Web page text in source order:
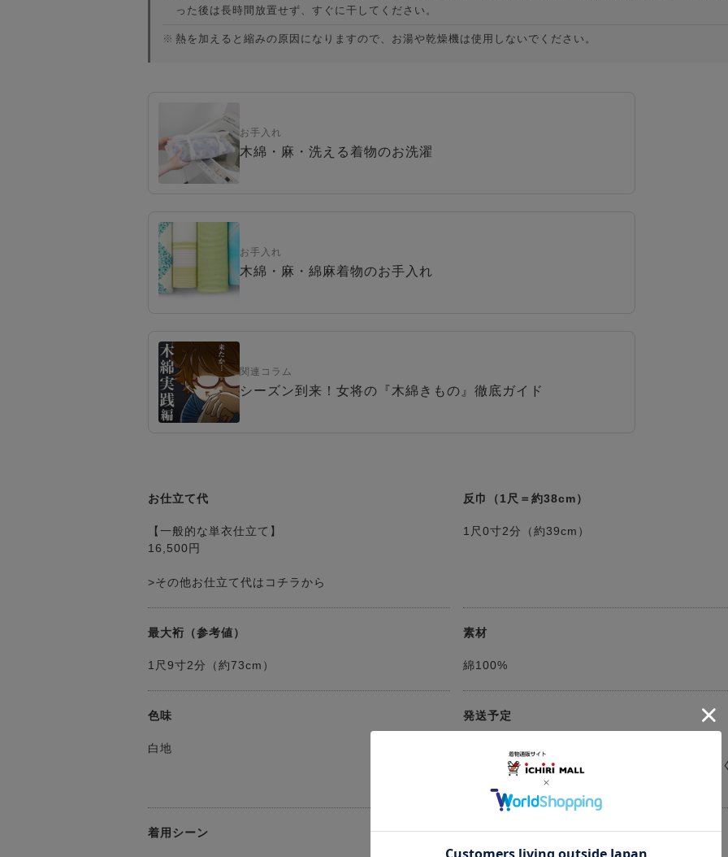
った後は長時間放置せず、すぐに干してください。
※ 熱を加えると縮みの原因になりますので、お湯や乾燥機は使用しないでください。
お手入れ
木綿・麻・洗える着物のお洗濯
お手入れ
木綿・麻・綿麻着物のお手入れ
関連コラム
シーズン到来！女将の『木綿きもの』徹底ガイド
お仕立て代
【一般的な単衣仕立て】
16,500円
>その他お仕立て代はコチラから
反巾（1尺＝約38cm）
1尺0寸2分（約39cm）
最大裄（参考値）
1尺9寸2分（約73cm）
素材
綿100%
色味
白地
発送予定
（お仕立てをする場合は約50日※確認事項がな
ムーズに進行した際の目安）
着用シーン